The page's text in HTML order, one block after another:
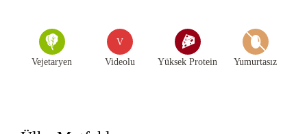
Vejetaryen
V
Videolu Yüksek Protein Yumurtasız